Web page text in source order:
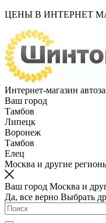
ЦЕНЫ В ИНТЕРНЕТ
Интернет-магазин
Ваш город
Тамбов
Липецк
Воронеж
Тамбов
Елец
Москва и другие
Ваш город Москва и
Да, все верно Выбрать